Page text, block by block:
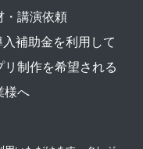
・講演依頼
入補助金を利用して
リ制作を希望される
様へ